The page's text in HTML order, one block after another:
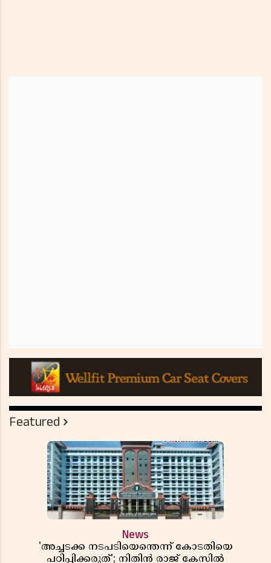
Featured
News
'അച്ചടക്ക നടപടിയെന്തെന്ന് കോടതിയെ
പഠിപ്പിക്കരുത്'; നിതിൻ രാജ് കേസിൽ